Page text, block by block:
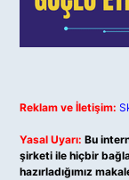
Reklam ve İletişim:
Yasal Uyarı: Bu
şirketi ile hiçbir
hazırladığımız